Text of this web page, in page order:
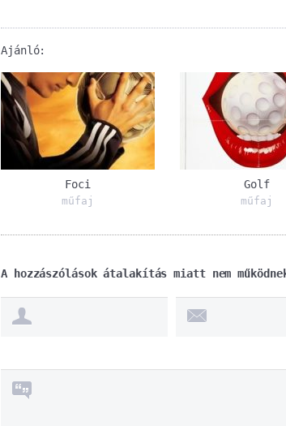
Ajánló:
Foci
műfaj
Golf
műfaj
A hozzászólások átalakítás miatt nem